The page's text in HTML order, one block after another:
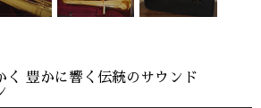
く 豊かに響く伝統のサウンド